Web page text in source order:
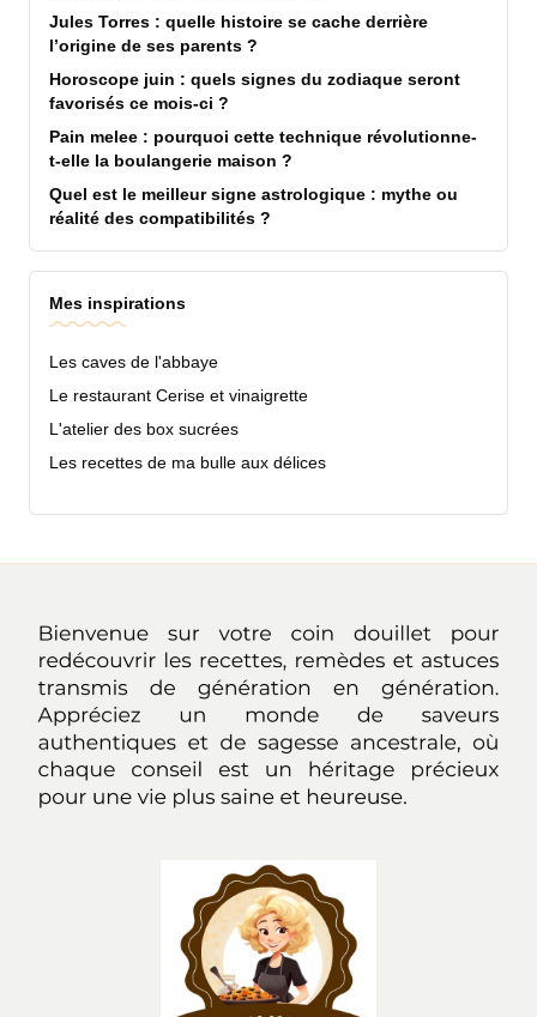
Jules Torres : quelle histoire se cache derrière
l’origine de ses parents ?
Horoscope juin : quels signes du zodiaque seront
favorisés ce mois-ci ?
Pain melee : pourquoi cette technique révolutionne-
t-elle la boulangerie maison ?
Quel est le meilleur signe astrologique : mythe ou
réalité des compatibilités ?
Mes inspirations
Les caves de l'abbaye
Le restaurant Cerise et vinaigrette
L'atelier des box sucrées
Les recettes de ma bulle aux délices